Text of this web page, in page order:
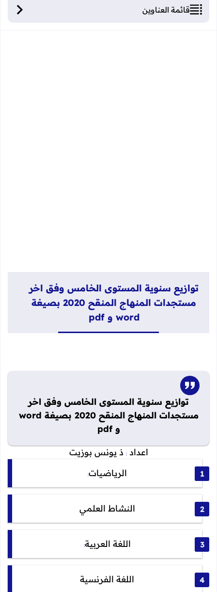
قائمة العناوين
توازيع سنوية المستوى الخامس وفق اخر
مستجدات المنهاج المنقح 2020 بصيغة
word و pdf
توازيع سنوية المستوى الخامس وفق اخر
مستجدات المنهاج المنقح 2020 بصيغة word
و pdf
اعداد: ذ يونس بوزيت
الرياضيات:
النشاط العلمي
اللغة العربية:
اللغة الفرنسية